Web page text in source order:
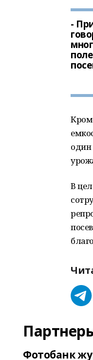
-
один
В
Фотобанк